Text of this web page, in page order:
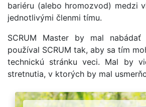
bariéru (alebo hromozvod) medzi
jednotlivými členmi tímu.
SCRUM Master by mal
používal SCRUM tak, aby sa tím
technickú stránku veci. Mal by
stretnutia, v ktorých by mal